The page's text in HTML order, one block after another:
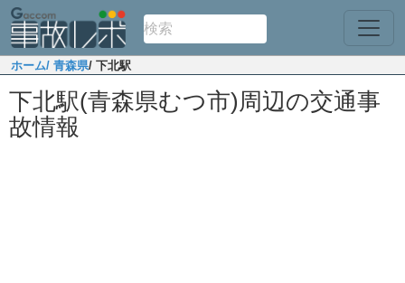
ホーム/ 青森県/ 下北駅
下北駅(青森県むつ市)周辺の交通事
故情報